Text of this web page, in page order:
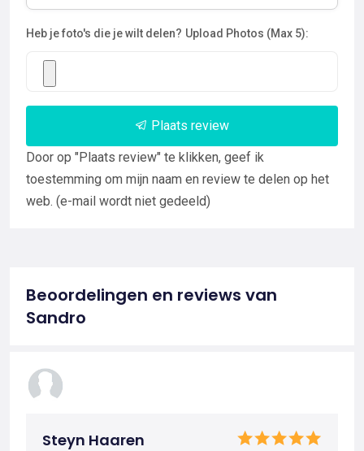
Heb je foto's die je wilt delen? Upload Photos (Max 5):
Plaats review
Door op "Plaats review" te klikken, geef ik
toestemming om mijn naam en review te delen op het
web. (e-mail wordt niet gedeeld)
Beoordelingen en reviews van
Sandro
Steyn Haaren